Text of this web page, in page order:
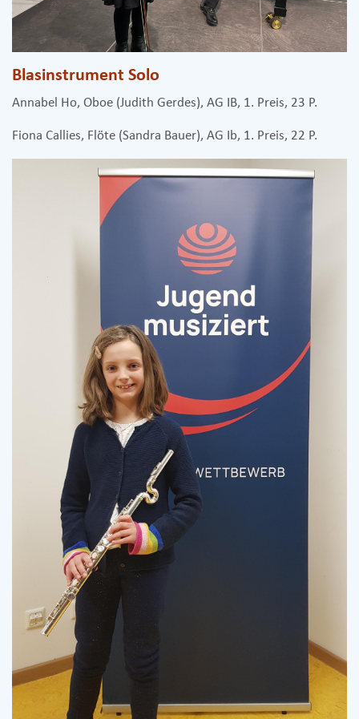
Blasinstrument Solo
Annabel Ho, Oboe (Judith Gerdes), AG IB, 1. Preis, 23 P.
Fiona Callies, Flöte (Sandra Bauer), AG Ib, 1. Preis, 22 P.